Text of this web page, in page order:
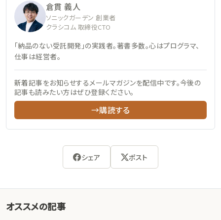
倉貫 義人
ソニックガーデン 創業者
クラシコム 取締役CTO
「納品のない受託開発」の実践者。著書多数。心はプログラマ、
仕事は経営者。
新着記事をお知らせするメールマガジンを配信中です。今後の
記事も読みたい方はぜひ登録ください。
→購読する
シェア ポスト
オススメの記事